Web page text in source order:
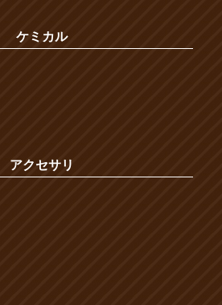
ケミカル
アクセサリ